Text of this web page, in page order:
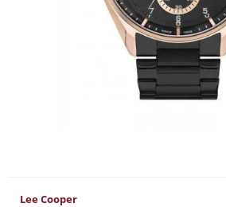
Lee Cooper